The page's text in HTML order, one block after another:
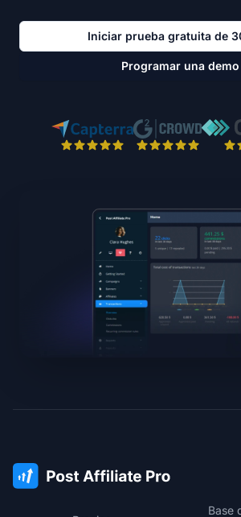
Iniciar prueba gratuita de
Programar una demo
Base